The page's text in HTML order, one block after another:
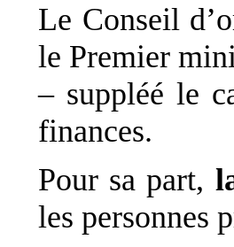
Le Conseil
le Premier
– suppléé le
finances.
Pour sa part,
les personnes